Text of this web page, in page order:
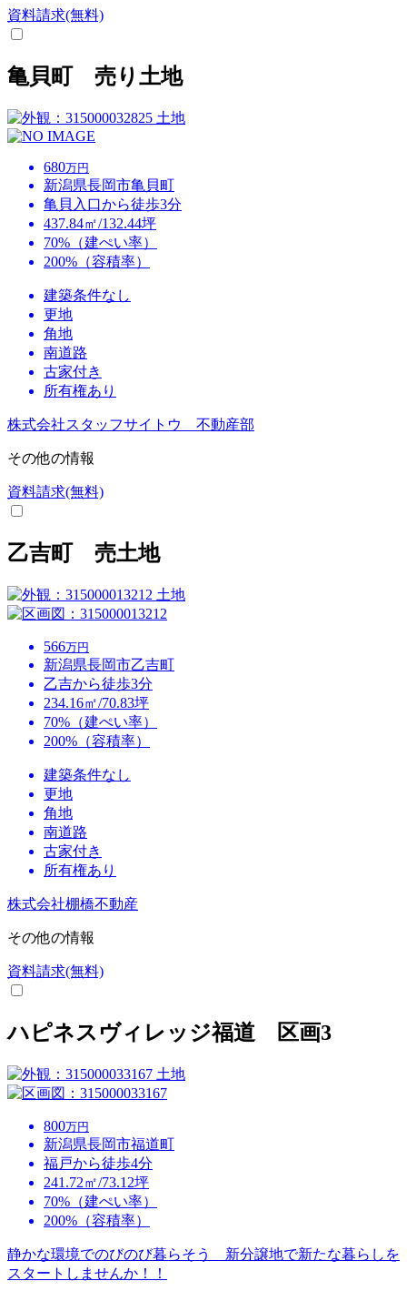
資料請求(無料)
亀貝町 売り土地
土地
680万円
新潟県長岡市亀貝町
亀貝入口から徒歩3分
437.84㎡/132.44坪
70%（建ぺい率）
200%（容積率）
建築条件なし
更地
角地
南道路
古家付き
所有権あり
株式会社スタッフサイトウ 不動産部
その他の情報
資料請求(無料)
乙吉町 売土地
土地
566万円
新潟県長岡市乙吉町
乙吉から徒歩3分
234.16㎡/70.83坪
70%（建ぺい率）
200%（容積率）
建築条件なし
更地
角地
南道路
古家付き
所有権あり
株式会社棚橋不動産
その他の情報
資料請求(無料)
ハピネスヴィレッジ福道 区画3
土地
800万円
新潟県長岡市福道町
福戸から徒歩4分
241.72㎡/73.12坪
70%（建ぺい率）
200%（容積率）
静かな環境でのびのび暮らそう 新分譲地で新たな暮らしを
スタートしませんか！！